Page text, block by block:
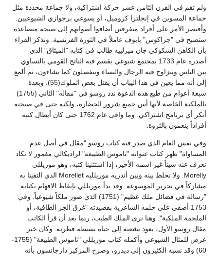
ولم تقم في القرن الثامن عشر حركة اشتراكية، ولا جماعة محددة مثل
جماعة المسوين في إنجلترا كروميل، أو يسوعي برجوازي الشيوعيين.
وأقتصر الأمر على أفراد متفرقين أضافوا أصواتهم إلى صيحة متصاعدة
ستصبح في "جراكوس" بابوف عاملاً في الثورة الفرنسية. ونذكر القراء
بأن الكاهن الشكوكي جان ميزلييه طالب في كتابه "الميثاق" الذي
أصدره عام 1733 بمجتمع شيوعي يقسم فيه الناتج القومي بالتساوي
بين الناس ويتزاوج فيه الرجال والنساء وينفصلون كما يشاءون، ثم ألمع
إلى أنه مما يعين في هذا اليباب أن يقتل بعض الملوك(55). وبعدة
سبعة أعوام من طبع هذه الدعوة ندد روسو في "مقاله" الثاني (1755)
بالملكية الخاصة لأنها أس جميع شرور الحضارة، ولكنه حتى في صيحته
أنكر أي برنامج اشتراكي. وما وافى عام 1762 حتى كان أبطال كتبه
أفراداً ينعمون بالثروة.
وفي نفس العام الذي صدر فيه كتاب روسو "مقال في أصل عدم
المساواة" ظهر كتاب عنوانه "ناموس الطبيعة" لراديكالي مغمور لا نكاد
نعرف عنه شيئاً غير اسمه الأخير، إذا استثنينا كتبه، وهو موريللي
Morelly. ولا نخلط بينه وبين أندريه موريلليه Morellet الذي التقينا به
مشاركاً في تحرير الموسوعة. وقد بدأ موريللي بإيقاظ الإفهام بكتابه
"رسالة في فضائل ملك عظيم" (1751) الذي صور ملكاً شيوعياً. وفي
1753 أضفى على حلمه الشاعرية بقصيدته "غرق الجز الطافية، أو
الملحمة الملكية". وهنا نرى الملك الطيب، ربما بعد أن قرأ الكاتب
مقال روسو الأول، يعود بشعبه إلى حياة بسيطة فطرية. وكان خير
عرض للمثال الشيوعي وأكمله كتاب موريللي "ناموس الطبيعة" (1755-
60) وقد نسبه الكثيرون إلى ديدرو، وصرح المركيز دارجانسون بأنه